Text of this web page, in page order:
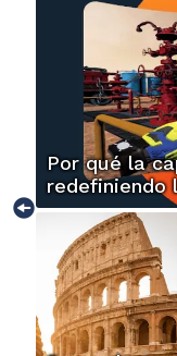
Por qué la
redefiniendo